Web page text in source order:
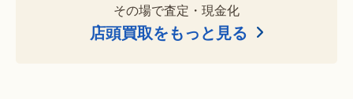
その場で査定・現金化
店頭買取をもっと見る